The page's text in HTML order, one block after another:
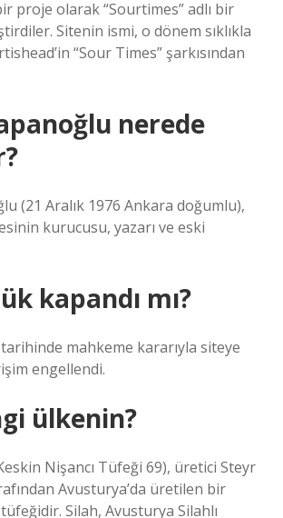
proje olarak “Sourtimes” adlı bir
Sitenin ismi, o dönem sıklıkla
“Sour Times” şarkısından
nerede
(21 Aralık 1976 Ankara doğumlu),
kurucusu, yazarı ve eski
kapandı mı?
tarihinde mahkeme kararıyla siteye
engellendi.
ülkenin?
Nişancı Tüfeği 69), üretici Steyr
Avusturya’da üretilen bir
Silah, Avusturya Silahlı